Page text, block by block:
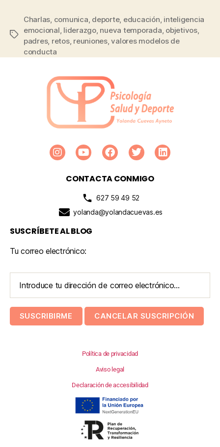
Charlas, comunica, deporte, educación, inteligencia
emocional, liderazgo, nueva temporada, objetivos,
padres, retos, reuniones,valores modelos de
conducta
CONTACTA CONMIGO
627 59 49 52
yolanda@yolandacuevas.es
SUSCRÍBETE AL BLOG
Tu correo electrónico:
Política de privacidad
Aviso legal
Declaración de accesibilidad